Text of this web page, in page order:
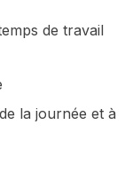
de travail
la journée et à